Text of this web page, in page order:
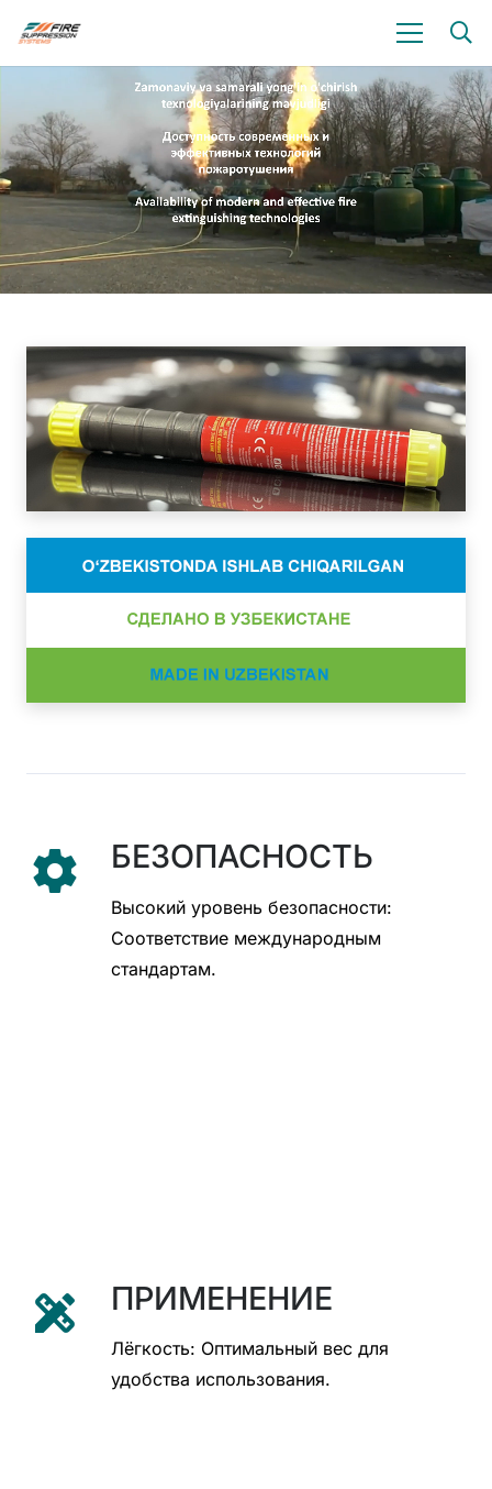
settings БЕЗОПАСНОСТЬ
Высокий уровень безопасности:
Соответствие международным
стандартам.
design_services ПРИМЕНЕНИЕ
Лёгкость: Оптимальный вес для
удобства использования.